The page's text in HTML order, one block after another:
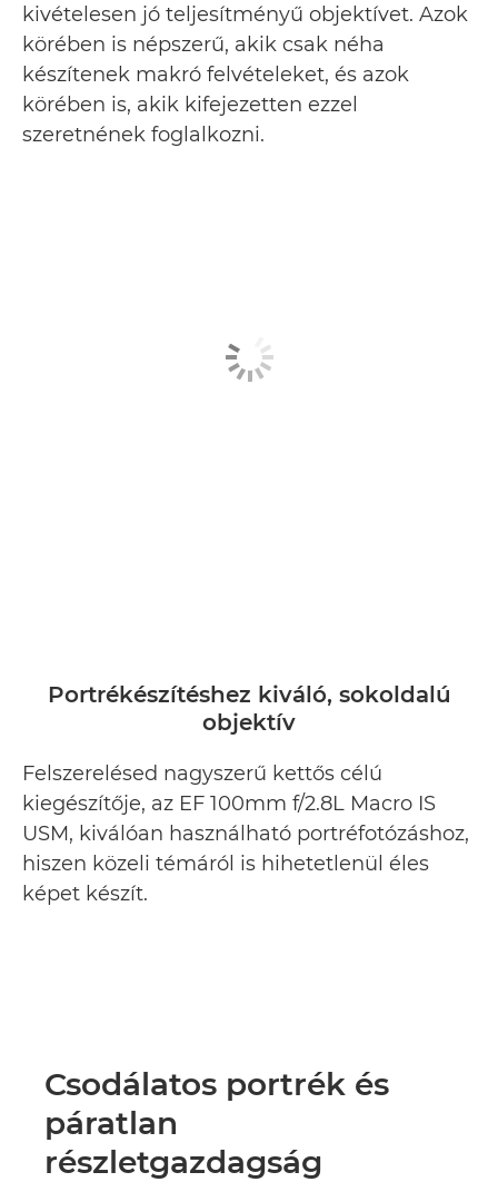
kivételesen jó teljesítményű objektívet. Azok
körében is népszerű, akik csak néha
készítenek makró felvételeket, és azok
körében is, akik kifejezetten ezzel
szeretnének foglalkozni.
Portrékészítéshez kiváló, sokoldalú
objektív
Felszerelésed nagyszerű kettős célú
kiegészítője, az EF 100mm f/2.8L Macro IS
USM, kiválóan használható portréfotózáshoz,
hiszen közeli témáról is hihetetlenül éles
képet készít.
Csodálatos portrék és
páratlan
részletgazdagság